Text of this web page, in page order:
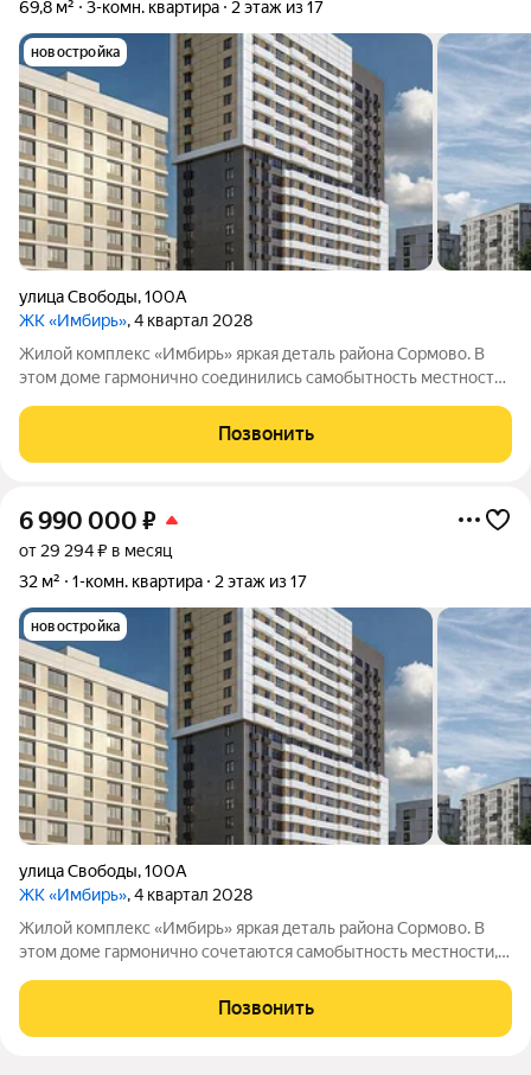
69,8 м²
3-комн. квартира 2 этаж из 17
новостройка
улица Свободы,100А
ЖК «Имбирь», 4 квартал 2028
Жилой комплекс «Имбирь» яркая деталь района Сормово. В
этом доме гармонично соединились самобытность местности,
необходимое находится в шаговой доступности:
общественный транспорт, магазины,
Позвонить
6 990 000 ₽
от 29 294 ₽ в месяц
32 м²
1-комн. квартира 2 этаж из 17
новостройка
улица Свободы,100А
ЖК «Имбирь», 4 квартал 2028
Жилой комплекс «Имбирь» яркая деталь района Сормово. В
этом доме гармонично сочетаются самобытность местности,
комфорта. Всё необходимое находится в шаговой
доступности: транспортные маршруты,
Позвонить